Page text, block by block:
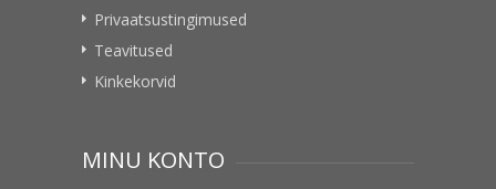
Privaatsustingimused
Teavitused
Kinkekorvid
MINU KONTO